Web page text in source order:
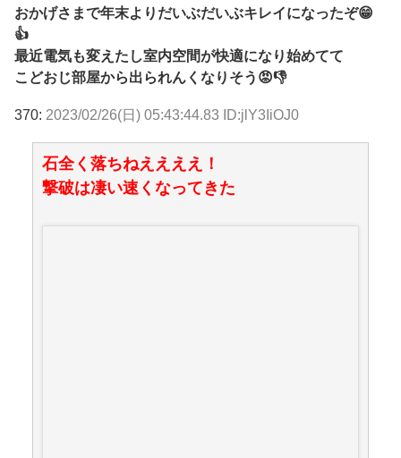
おかげさまで年末よりだいぶだいぶキレイになったぞ😁
👍
最近電気も変えたし室内空間が快適になり始めてて
こどおじ部屋から出られんくなりそう😡👎
370: 2023/02/26(日) 05:43:44.83 ID:jlY3IiOJ0
石全く落ちねええええ！
撃破は凄い速くなってきた